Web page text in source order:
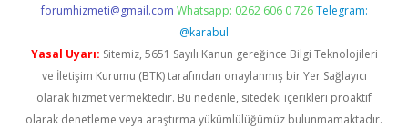
forumhizmeti@gmail.com Whatsapp: 0262 606 0 726 Telegram:
@karabul
Yasal Uyarı: Sitemiz, 5651 Sayılı Kanun gereğince Bilgi Teknolojileri
ve İletişim Kurumu (BTK) tarafından onaylanmış bir Yer Sağlayıcı
olarak hizmet vermektedir. Bu nedenle, sitedeki içerikleri proaktif
olarak denetleme veya araştırma yükümlülüğümüz bulunmamaktadır.